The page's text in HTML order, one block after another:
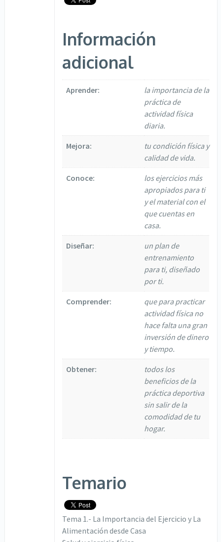
Información
adicional
Aprender:
la importancia de la
práctica de
actividad física
diaria.
Mejora:
tu condición física y
calidad de vida.
Conoce:
los ejercicios más
apropiados para ti
y el material con el
que cuentas en
casa.
Diseñar:
un plan de
entrenamiento
para ti, diseñado
por ti.
Comprender:
que para practicar
actividad física no
hace falta una gran
inversión de dinero
y tiempo.
Obtener:
todos los
beneficios de la
práctica deportiva
sin salir de la
comodidad de tu
hogar.
Temario
Tema 1.- La Importancia del Ejercicio y La
Alimentación desde Casa